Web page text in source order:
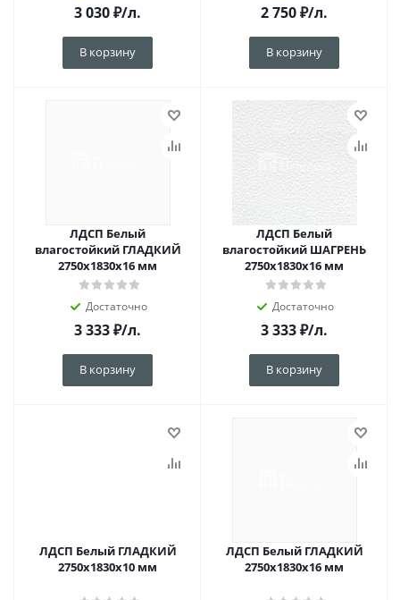
3 030₽/л.
В корзину
2 750₽/л.
В корзину
ЛДСП Белый
влагостойкий ГЛАДКИЙ
2750х1830х16 мм
Достаточно
3 333₽/л.
В корзину
ЛДСП Белый
влагостойкий ШАГРЕНЬ
2750х1830х16 мм
Достаточно
3 333₽/л.
В корзину
ЛДСП Белый ГЛАДКИЙ
2750х1830х10 мм
ЛДСП Белый ГЛАДКИЙ
2750х1830х16 мм